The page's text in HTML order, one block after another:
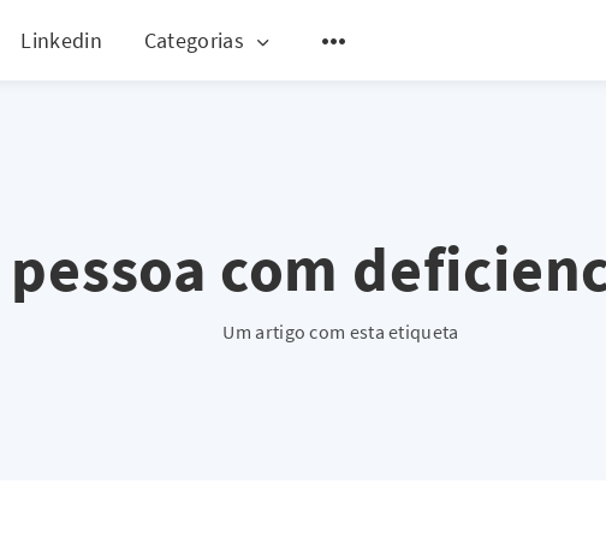
Linkedin Categorias
pessoa com
Um artigo com esta etiqueta